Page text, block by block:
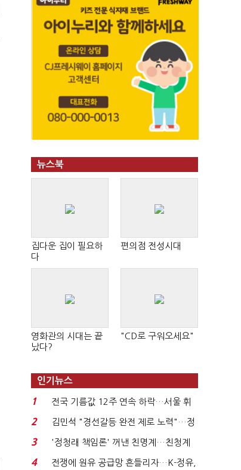
뉴스북
집다운 집이 필요하
다
편의점 전성시대
영화관의 시대는 끝
났다?
"CD로 구워오세요"
인기뉴스
1
전국 기름값 12주 연속 하락…서울 휘
발윳값 1909원...
2
김민석 "경선갈등 완전 제로 노력"…정
청래 "반명 공세 사...
3
'정청래 책임론' 꺼낸 친명계…친청계
는 추가투표 때리기...
4
전쟁에 원유 공급망 흔들리자…K-정유,